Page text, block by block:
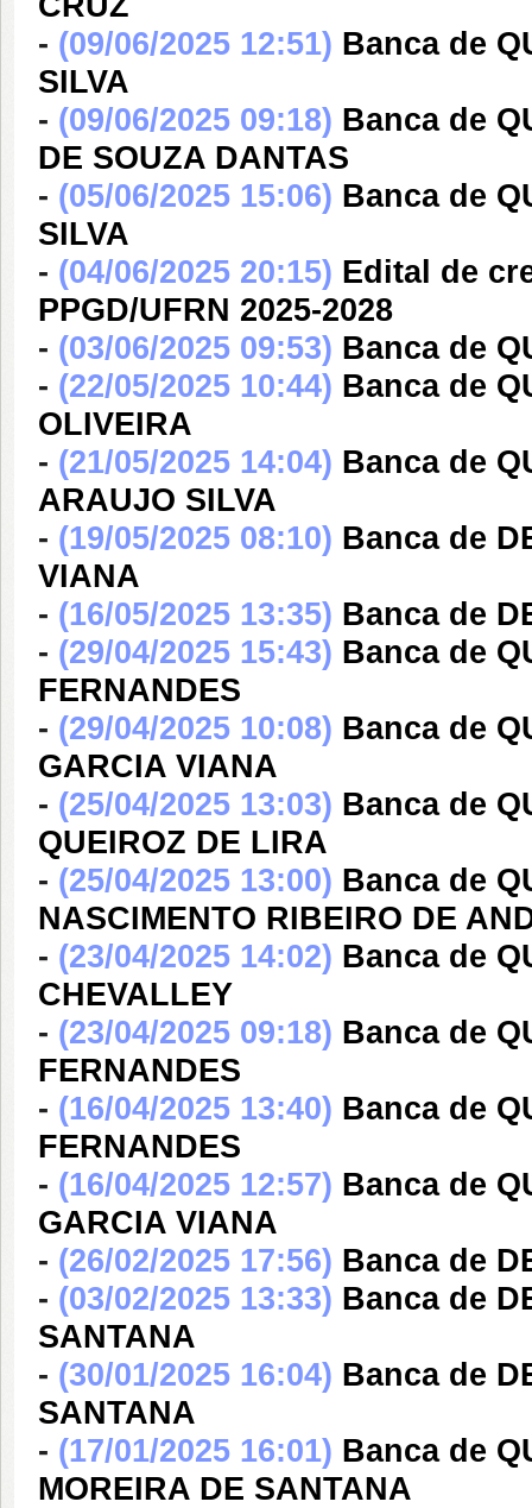
- (09/06/2025 12:51) Banca de
SILVA
- (09/06/2025 09:18) Banca de
DE SOUZA DANTAS
- (05/06/2025 15:06) Banca de
SILVA
- (04/06/2025 20:15) Edital de
PPGD/UFRN 2025-2028
- (03/06/2025 09:53) Banca de
- (22/05/2025 10:44) Banca de
OLIVEIRA
- (21/05/2025 14:04) Banca de
ARAUJO SILVA
- (19/05/2025 08:10) Banca de
VIANA
- (16/05/2025 13:35) Banca de
- (29/04/2025 15:43) Banca de
FERNANDES
- (29/04/2025 10:08) Banca de
GARCIA VIANA
- (25/04/2025 13:03) Banca de
QUEIROZ DE LIRA
- (25/04/2025 13:00) Banca de
NASCIMENTO RIBEIRO DE
- (23/04/2025 14:02) Banca de
CHEVALLEY
- (23/04/2025 09:18) Banca de
FERNANDES
- (16/04/2025 13:40) Banca de
FERNANDES
- (16/04/2025 12:57) Banca de
GARCIA VIANA
- (26/02/2025 17:56) Banca de
- (03/02/2025 13:33) Banca de
SANTANA
- (30/01/2025 16:04) Banca de
SANTANA
- (17/01/2025 16:01) Banca de
MOREIRA DE SANTANA